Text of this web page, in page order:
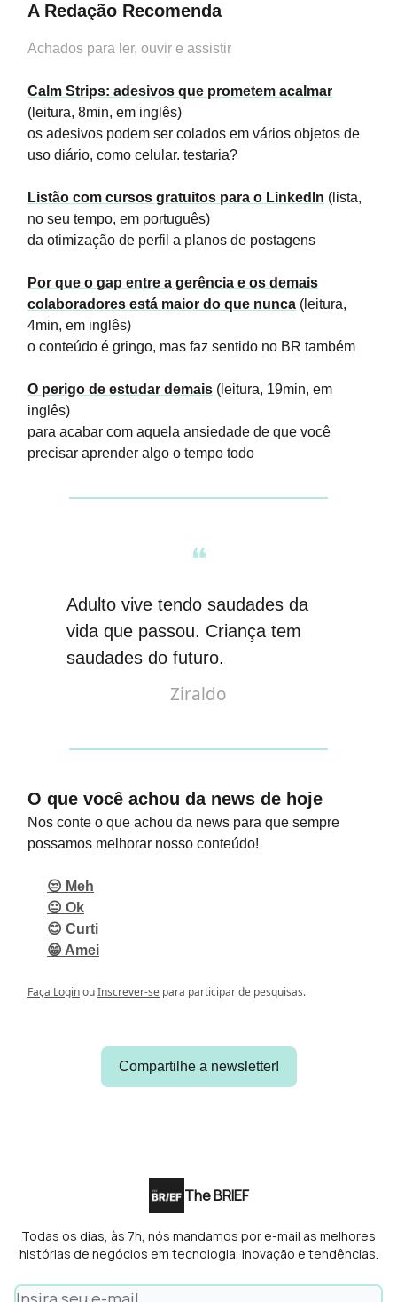
A Redação Recomenda
Achados para ler, ouvir e assistir
Calm Strips: adesivos que prometem acalmar
(leitura, 8min, em inglês)
os adesivos podem ser colados em vários objetos de
uso diário, como celular. testaria?
Listão com cursos gratuitos para o LinkedIn (lista,
no seu tempo, em português)
da otimização de perfil a planos de postagens
Por que o gap entre a gerência e os demais
colaboradores está maior do que nunca (leitura,
4min, em inglês)
o conteúdo é gringo, mas faz sentido no BR também
O perigo de estudar demais (leitura, 19min, em
inglês)
para acabar com aquela ansiedade de que você
precisar aprender algo o tempo todo
❝
Adulto vive tendo saudades da
vida que passou. Criança tem
saudades do futuro.
Ziraldo
O que você achou da news de hoje
Nos conte o que achou da news para que sempre
possamos melhorar nosso conteúdo!
😒 Meh
😐 Ok
😊 Curti
😁 Amei
Faça LoginouInscrever-se para participar de pesquisas.
Compartilhe a newsletter!
The BRIEF
Todas os dias, às 7h, nós mandamos por e-mail as melhores
histórias de negócios em tecnologia, inovação e tendências.